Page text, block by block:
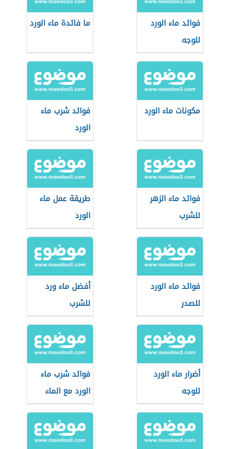
فوائد ماء الورد
للوجه
ما فائدة ماء الورد
مكونات ماء الورد
فوائد شرب ماء
الورد
فوائد ماء الزهر
للشرب
طريقة عمل ماء
الورد
فوائد ماء الورد
للصدر
أفضل ماء ورد
للشرب
أضرار ماء الورد
للوجه
فوائد شرب ماء
الورد مع الماء